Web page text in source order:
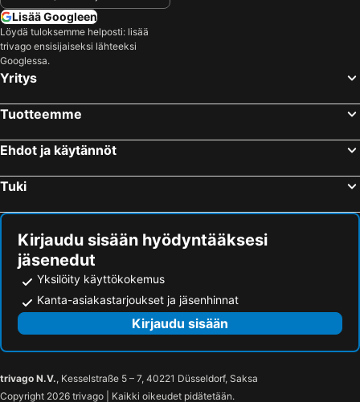
Lisää Googleen
Löydä tuloksemme helposti: lisää
trivago ensisijaiseksi lähteeksi
Googlessa.
Yritys
Tuotteemme
Ehdot ja käytännöt
Tuki
Kirjaudu sisään hyödyntääksesi
jäsenedut
Yksilöity käyttökokemus
Kanta-asiakastarjoukset ja jäsenhinnat
Kirjaudu sisään
trivago N.V., Kesselstraße 5 – 7, 40221 Düsseldorf, Saksa
Copyright 2026 trivago | Kaikki oikeudet pidätetään.